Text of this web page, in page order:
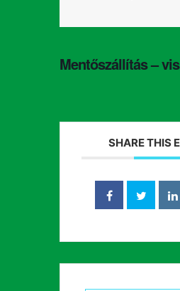
Mentőszállítás –
SHARE THIS